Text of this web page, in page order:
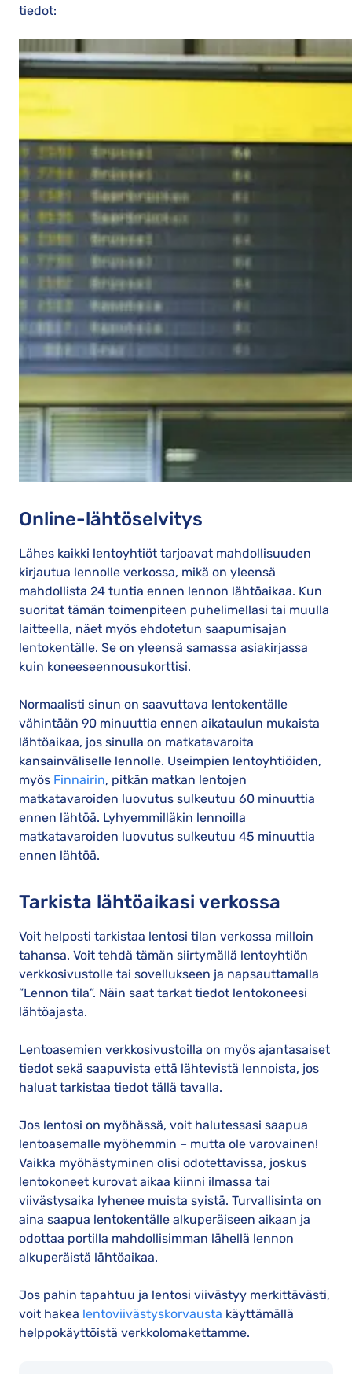
tiedot:
Online-lähtöselvitys
Lähes kaikki lentoyhtiöt tarjoavat mahdollisuuden
kirjautua lennolle verkossa, mikä on yleensä
mahdollista 24 tuntia ennen lennon lähtöaikaa. Kun
suoritat tämän toimenpiteen puhelimellasi tai muulla
laitteella, näet myös ehdotetun saapumisajan
lentokentälle. Se on yleensä samassa asiakirjassa
kuin koneeseennousukorttisi.
Normaalisti sinun on saavuttava lentokentälle
vähintään 90 minuuttia ennen aikataulun mukaista
lähtöaikaa, jos sinulla on matkatavaroita
kansainväliselle lennolle. Useimpien lentoyhtiöiden,
myös Finnairin, pitkän matkan lentojen
matkatavaroiden luovutus sulkeutuu 60 minuuttia
ennen lähtöä. Lyhyemmilläkin lennoilla
matkatavaroiden luovutus sulkeutuu 45 minuuttia
ennen lähtöä.
Tarkista lähtöaikasi verkossa
Voit helposti tarkistaa lentosi tilan verkossa milloin
tahansa. Voit tehdä tämän siirtymällä lentoyhtiön
verkkosivustolle tai sovellukseen ja napsauttamalla
”Lennon tila”. Näin saat tarkat tiedot lentokoneesi
lähtöajasta.
Lentoasemien verkkosivustoilla on myös ajantasaiset
tiedot sekä saapuvista että lähtevistä lennoista, jos
haluat tarkistaa tiedot tällä tavalla.
Jos lentosi on myöhässä, voit halutessasi saapua
lentoasemalle myöhemmin – mutta ole varovainen!
Vaikka myöhästyminen olisi odotettavissa, joskus
lentokoneet kurovat aikaa kiinni ilmassa tai
viivästysaika lyhenee muista syistä. Turvallisinta on
aina saapua lentokentälle alkuperäiseen aikaan ja
odottaa portilla mahdollisimman lähellä lennon
alkuperäistä lähtöaikaa.
Jos pahin tapahtuu ja lentosi viivästyy merkittävästi,
voit hakea lentoviivästyskorvausta käyttämällä
helppokäyttöistä verkkolomakettamme.